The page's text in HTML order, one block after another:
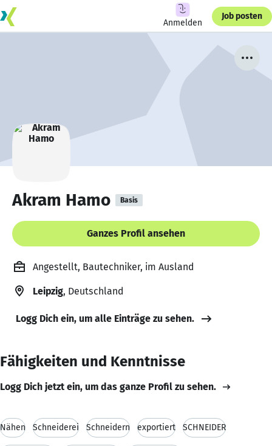
Anmelden
Job posten
Akram Hamo Basis
Ganzes Profil ansehen
Angestellt, Bautechniker, im Ausland
Leipzig, Deutschland
Logg Dich ein, um alle Einträge zu sehen.
Fähigkeiten und Kenntnisse
Logg Dich jetzt ein, um das ganze Profil zu sehen.
Nähen Schneiderei Schneidern exportiert SCHNEIDER